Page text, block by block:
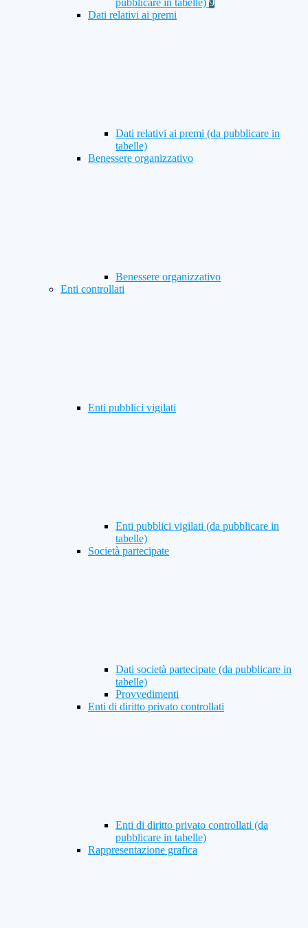
pubblicare in tabelle) 9
Dati relativi ai premi
Dati relativi ai premi (da pubblicare in
tabelle)
Benessere organizzativo
Benessere organizzativo
Enti controllati
Enti pubblici vigilati
Enti pubblici vigilati (da pubblicare in
tabelle)
Società partecipate
Dati società partecipate (da pubblicare in
tabelle)
Provvedimenti
Enti di diritto privato controllati
Enti di diritto privato controllati (da
pubblicare in tabelle)
Rappresentazione grafica